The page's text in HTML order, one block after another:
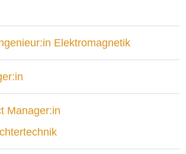
Elektromagnetik
Manager:in